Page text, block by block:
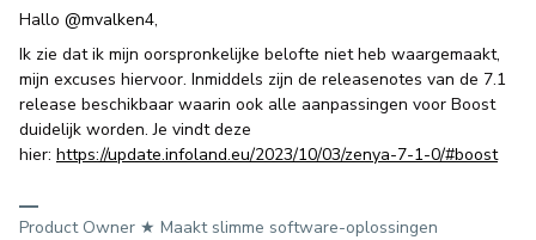
Hallo @mvalken4,
Ik zie dat ik mijn oorspronkelijke belofte niet heb waargemaakt,
mijn excuses hiervoor. Inmiddels zijn de releasenotes van de 7.1
release beschikbaar waarin ook alle aanpassingen voor Boost
duidelijk worden. Je vindt deze
hier: https://update.infoland.eu/2023/10/03/zenya-7-1-0/#boost
Product Owner ★ Maakt slimme software-oplossingen